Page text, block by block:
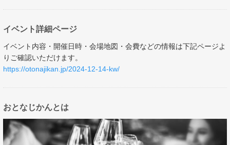
イベント詳細ページ
イベント内容・開催日時・会場地図・会費などの情報は下記ページよ
りご確認いただけます。
https://otonajikan.jp/2024-12-14-kw/
おとなじかんとは